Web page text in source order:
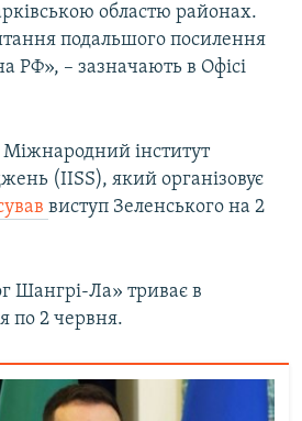
областю районах.
подальшого посилення
РФ», – зазначають в Офісі
інститут
(IISS), який організовує
виступ Зеленського на 2
Шангрі-Ла» триває в
по 2 червня.